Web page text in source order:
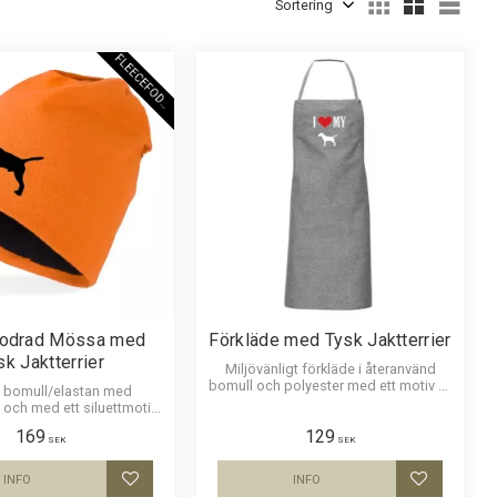
Mössa med
Jaktterrier
bomull/elastan med
med ett siluettmotiv
flera färger.
169 SEK
F
L
E
E
C
E
F
O
D
E
R
Lägg till i favoriter
INFO
Förkläde med Tysk Jaktterrier
Miljövänligt förkläde i återanvänd
bomull och polyester med ett motiv av
129 SEK
Lägg till i
INFO